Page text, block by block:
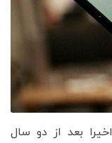
بعد از دو سال